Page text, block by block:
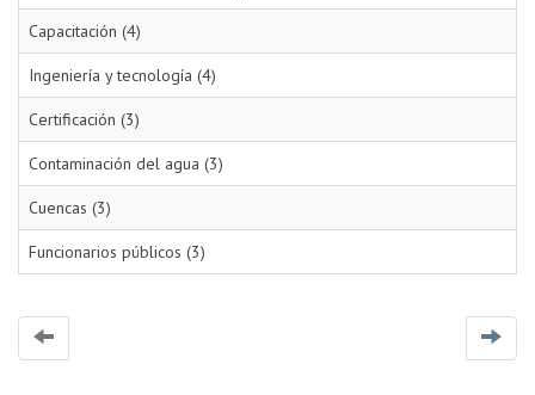
Capacitación (4)
Ingeniería y tecnología (4)
Certificación (3)
Contaminación del agua (3)
Cuencas (3)
Funcionarios públicos (3)